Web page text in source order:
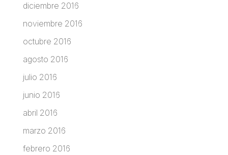
diciembre 2016
noviembre 2016
octubre 2016
agosto 2016
julio 2016
junio 2016
abril 2016
marzo 2016
febrero 2016